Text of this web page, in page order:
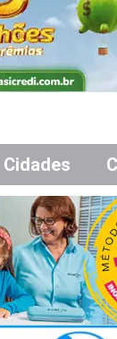
Cidades